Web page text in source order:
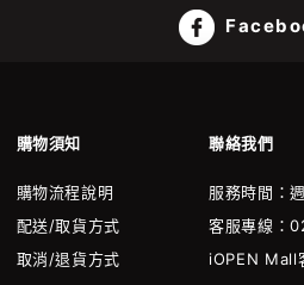
購物須知 聯絡我們
購物流程說明
配送/取貨方式
取消/退貨方式
服務時間：
客服專線：
iOPEN Mall